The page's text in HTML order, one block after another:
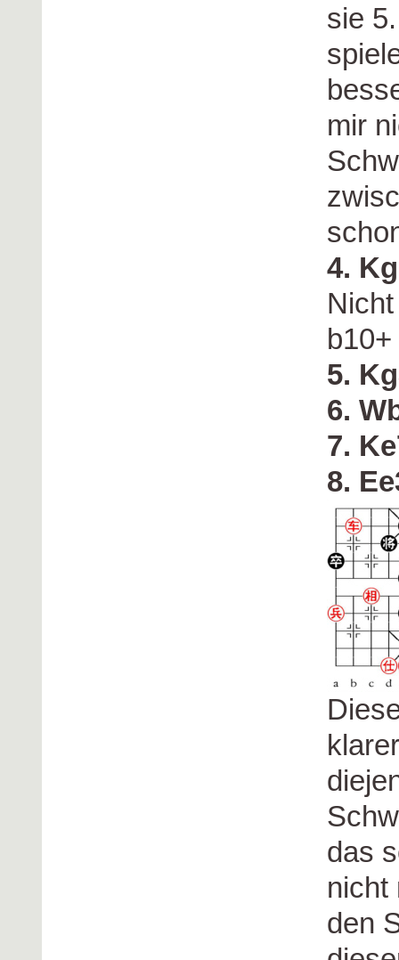
sie
mir
4.
5.
6.
7.
8.
das
nicht
den